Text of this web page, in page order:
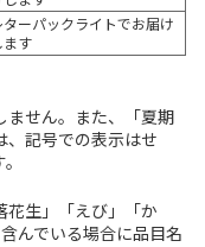
ターパックライトでお届け
ます
ません。また、「夏期
、記号での表示はせ
花生」「えび」「か
んでいる場合に品目名